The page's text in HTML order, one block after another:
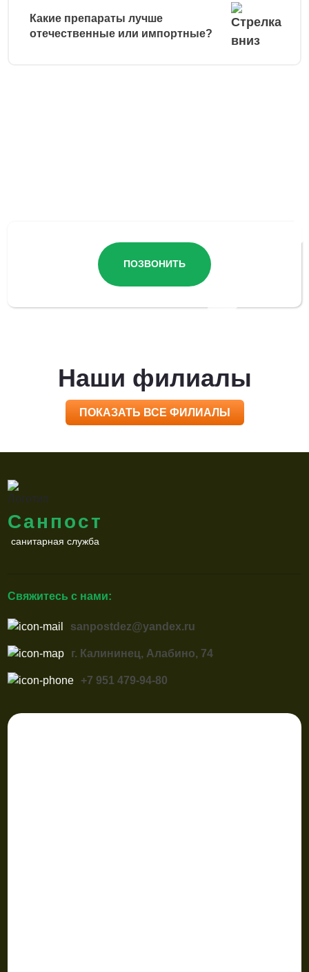
Какие препараты лучше
отечественные или импортные?
ПОЗВОНИТЬ
Наши филиалы
ПОКАЗАТЬ ВСЕ ФИЛИАЛЫ
Санпост
санитарная служба
Свяжитесь с нами:
sanpostdez@yandex.ru
г. Калининец, Алабино, 74
+7 951 479-94-80